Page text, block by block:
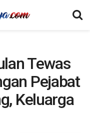
Tewas
Pejabat
Keluarga